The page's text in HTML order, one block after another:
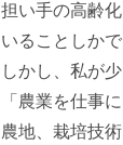
担い手の高齢
いることしか
しかし、私が
「農業を仕事
農地、栽培技